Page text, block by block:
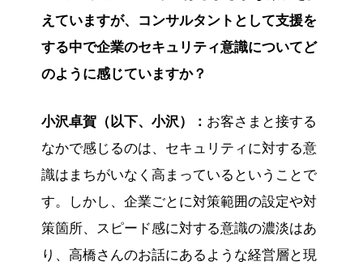
えていますが、コンサルタントとして支援を
する中で企業のセキュリティ意識についてど
のように感じていますか？
小沢卓賀（以下、小沢）： お客さまと接する
なかで感じるのは、セキュリティに対する意
識はまちがいなく高まっているということで
す。しかし、企業ごとに対策範囲の設定や対
策箇所、スピード感に対する意識の濃淡はあ
り、高橋さんのお話にあるような経営層と現